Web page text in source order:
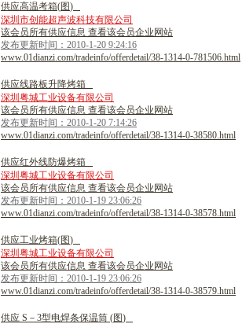
供应高温考箱(图)
深圳市创能超声波科技有限公司
该会员所有供应信息 查看该会员企业网站
发布更新时间：2010-1-20 9:24:16
www.01dianzi.com/tradeinfo/offerdetail/38-1314-0-781506.html
供应线路板升降烤箱
深圳粤城工业设备有限公司
该会员所有供应信息 查看该会员企业网站
发布更新时间：2010-1-20 7:14:26
www.01dianzi.com/tradeinfo/offerdetail/38-1314-0-38580.html
供应红外线防爆烤箱
深圳粤城工业设备有限公司
该会员所有供应信息 查看该会员企业网站
发布更新时间：2010-1-19 23:06:26
www.01dianzi.com/tradeinfo/offerdetail/38-1314-0-38578.html
供应工业烤箱(图)
深圳粤城工业设备有限公司
该会员所有供应信息 查看该会员企业网站
发布更新时间：2010-1-19 23:06:26
www.01dianzi.com/tradeinfo/offerdetail/38-1314-0-38579.html
供应 S － 3型电焊条保温筒 (图)